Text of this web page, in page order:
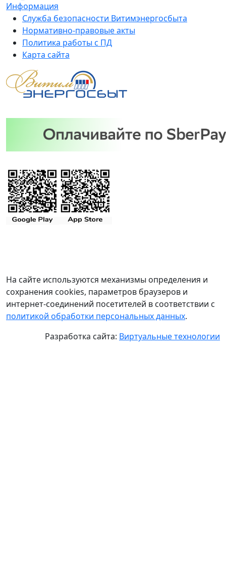
Информация
Служба безопасности Витимэнергосбыта
Нормативно-правовые акты
Политика работы с ПД
Карта сайта
На сайте используются механизмы определения и
сохранения cookies, параметров браузеров и
интернет-соединений посетителей в соответствии с
политикой обработки персональных данных.
Разработка сайта: Виртуальные технологии